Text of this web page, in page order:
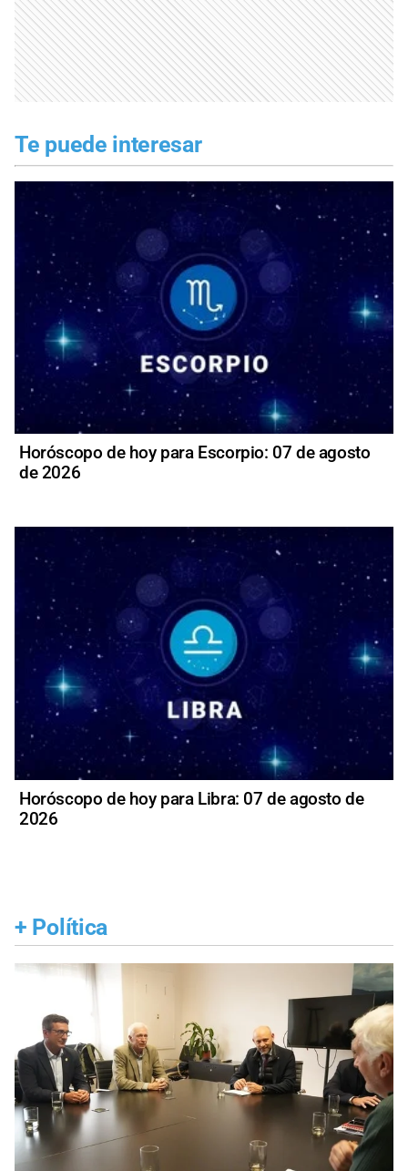
Te puede interesar
Horóscopo de hoy para Escorpio: 07 de agosto
de 2026
Horóscopo de hoy para Libra: 07 de agosto de
2026
+ Política